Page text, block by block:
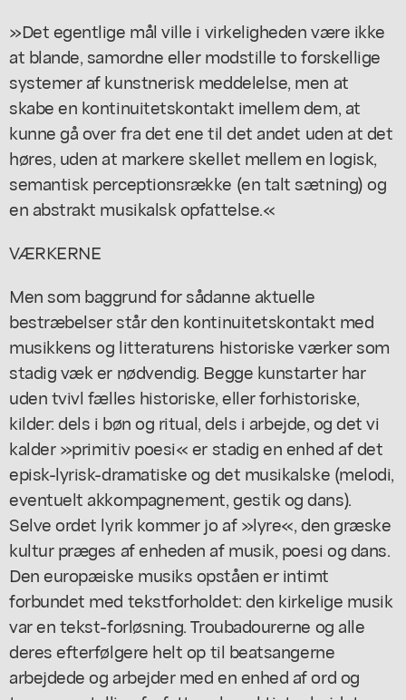
»Det egentlige mål ville i virkeligheden være ikke
at blande, samordne eller modstille to forskellige
systemer af kunstnerisk meddelelse, men at
skabe en kontinuitetskontakt imellem dem, at
kunne gå over fra det ene til det andet uden at det
høres, uden at markere skellet mellem en logisk,
semantisk perceptionsrække (en talt sætning) og
en abstrakt musikalsk opfattelse.«
VÆRKERNE
Men som baggrund for sådanne aktuelle
bestræbelser står den kontinuitetskontakt med
musikkens og litteraturens historiske værker som
stadig væk er nødvendig. Begge kunstarter har
uden tvivl fælles historiske, eller forhistoriske,
kilder: dels i bøn og ritual, dels i arbejde, og det vi
kalder »primitiv poesi« er stadig en enhed af det
episk-lyrisk-dramatiske og det musikalske (melodi,
eventuelt akkompagnement, gestik og dans).
Selve ordet lyrik kommer jo af »lyre«, den græske
kultur præges af enheden af musik, poesi og dans.
Den europæiske musiks opståen er intimt
forbundet med tekstforholdet: den kirkelige musik
var en tekst-forløsning. Troubadourerne og alle
deres efterfølgere helt op til beatsangerne
arbejdede og arbejder med en enhed af ord og